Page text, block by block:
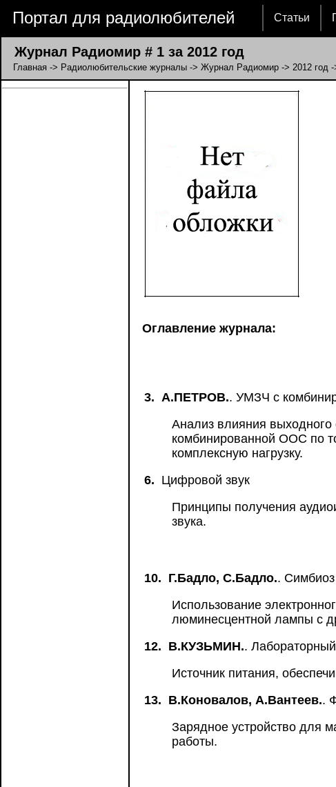
Портал для радиолюбителей Статьи
Журнал Радиомир # 1 за 2012 год
Главная -> Радиолюбительские журналы -> Журнал Радиомир -> 2012 год -
Оглавление журнала:
3. А.ПЕТРОВ.. УМЗЧ с
Анализ влияния выходного
комбинированной ООС по
комплексную нагрузку.
6. Цифровой звук
Принципы получения
звука.
10. Г.Бадло, С.Бадло.. Симбиоз
Использование
люминесцентной лампы с
12. В.КУЗЬМИН..
Источник питания,
13. В.Коновалов, А.Вантеев..
Зарядное устройство для
работы.